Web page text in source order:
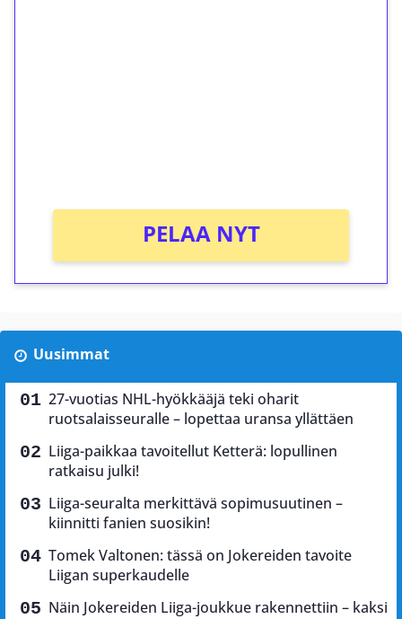
PELAA NYT
Uusimmat
27-vuotias NHL-hyökkääjä teki oharit
ruotsalaisseuralle – lopettaa uransa yllättäen
Liiga-paikkaa tavoitellut Ketterä: lopullinen
ratkaisu julki!
Liiga-seuralta merkittävä sopimusuutinen –
kiinnitti fanien suosikin!
Tomek Valtonen: tässä on Jokereiden tavoite
Liigan superkaudelle
Näin Jokereiden Liiga-joukkue rakennettiin – kaksi